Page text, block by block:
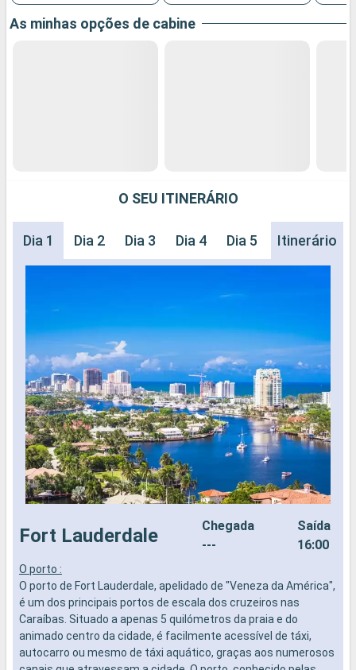
As minhas opções de cabine
O SEU ITINERÁRIO
Dia 1 Dia 2 Dia 3 Dia 4 Dia 5 Itinerário
Fort Lauderdale
Chegada
---
Saída
16:00
O porto :
O porto de Fort Lauderdale, apelidado de "Veneza da América",
é um dos principais portos de escala dos cruzeiros nas
Caraíbas. Situado a apenas 5 quilómetros da praia e do
animado centro da cidade, é facilmente acessível de táxi,
autocarro ou mesmo de táxi aquático, graças aos numerosos